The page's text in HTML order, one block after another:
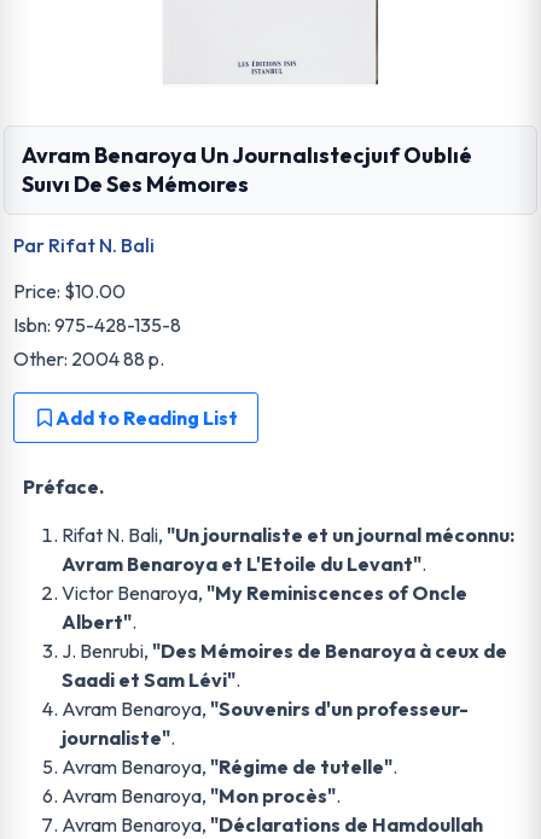
Avram Benaroya Un Journalıstecjuıf Oublıé
Suıvı De Ses Mémoıres
Par Rifat N. Bali
Price: $10.00
Isbn: 975-428-135-8
Other: 2004 88 p.
Add to Reading List
Préface.
Rifat N. Bali,"Un journaliste et un journal méconnu:
Avram Benaroya et L'Etoile du Levant".
Victor Benaroya,"My Reminiscences of Oncle
Albert".
J. Benrubi,"Des Mémoires de Benaroya à ceux de
Saadi et Sam Lévi".
Avram Benaroya,"Souvenirs d'un professeur-
journaliste".
Avram Benaroya,"Régime de tutelle".
Avram Benaroya,"Mon procès".
Avram Benaroya,"Déclarations de Hamdoullah